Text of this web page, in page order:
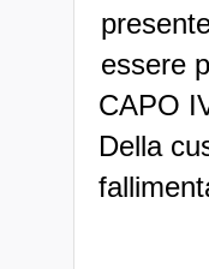
essere
CAPO
Della